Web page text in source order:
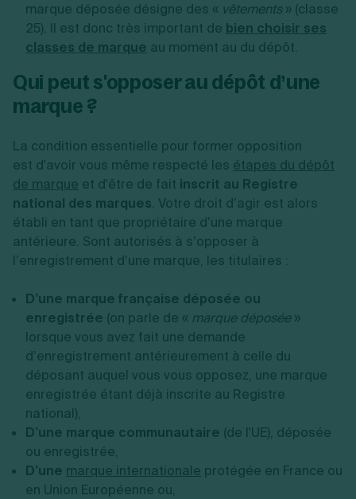
marque déposée désigne des « vêtements» (classe
25). Il est donc très important de bien choisir ses
classes de marque au moment au du dépôt.
Qui peut s'opposer au dépôt d’une
marque ?
La condition essentielle pour former opposition
est d'avoir vous même respecté les étapes du dépôt
de marque et d'être de fait inscrit au Registre
national des marques. Votre droit d’agir est alors
établi en tant que propriétaire d’une marque
antérieure. Sont autorisés à s’opposer à
l’enregistrement d’une marque, les titulaires :
D’une marque française déposée ou
enregistrée (on parle de « marque déposée»
lorsque vous avez fait une demande
d’enregistrement antérieurement à celle du
déposant auquel vous vous opposez, une marque
enregistrée étant déjà inscrite au Registre
national),
D’une marque communautaire (de l'UE), déposée
ou enregistrée,
D’une marque internationale protégée en France ou
en Union Européenne ou,